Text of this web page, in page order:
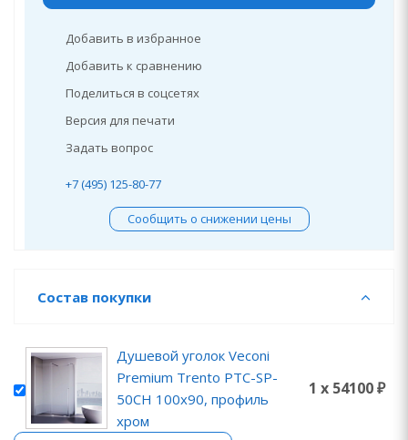
Добавить в избранное
Добавить к сравнению
Поделиться в соцсетях
Версия для печати
Задать вопрос
+7 (495) 125-80-77
Сообщить о снижении цены
Состав покупки
Душевой уголок Veconi
Premium Trento PTC-SP-
50CH 100x90, профиль
хром
1 x 54100 ₽